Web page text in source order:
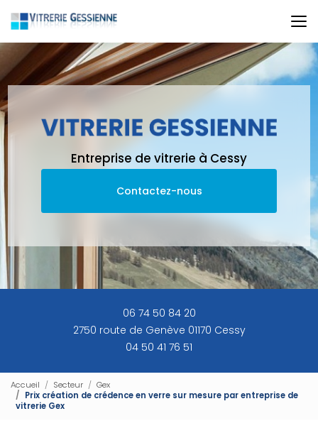
au
contenu
principal
Entreprise de vitrerie à Cessy
Contactez-nous
06 74 50 84 20
2750 route de Genève 01170 Cessy
04 50 41 76 51
Accueil Secteur
Gex
Prix création de crédence en verre sur mesure par entreprise de
vitrerie Gex